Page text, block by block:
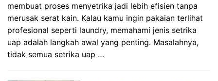
membuat proses menyetrika jadi lebih efisien tanpa
merusak serat kain. Kalau kamu ingin pakaian terlihat
profesional seperti laundry, memahami jenis setrika
uap adalah langkah awal yang penting. Masalahnya,
tidak semua setrika uap …